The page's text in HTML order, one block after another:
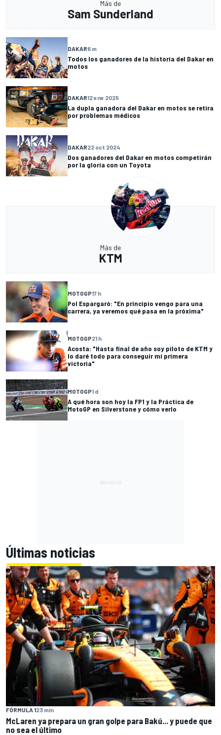
Más de
Sam Sunderland
DAKAR6 m
Todos los ganadores de la historia del Dakar en
motos
DAKAR12 ene 2025
La dupla ganadora del Dakar en motos se retira
por problemas médicos
DAKAR22 oct 2024
Dos ganadores del Dakar en motos competirán
por la gloria con un Toyota
Más de
KTM
MOTOGP17 h
Pol Espargaró: "En principio vengo para una
carrera, ya veremos qué pasa en la próxima"
MOTOGP21 h
Acosta: "Hasta final de año soy piloto de KTM y
lo daré todo para conseguir mi primera
victoria"
MOTOGP1 d
A qué hora son hoy la FP1 y la Práctica de
MotoGP en Silverstone y cómo verlo
Últimas noticias
FÓRMULA 123 min
McLaren ya prepara un gran golpe para Bakú... y puede que
no sea el último